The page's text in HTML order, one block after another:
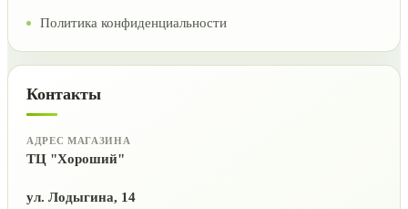
Политика конфиденциальности
Контакты
АДРЕС МАГАЗИНА
ТЦ "Хороший"
ул. Лодыгина, 14